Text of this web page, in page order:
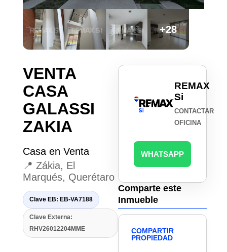
+28
VENTA
CASA
GALASSI
ZAKIA
Casa en Venta
📍 Zákia, El
Marqués, Querétaro
Clave EB: EB-VA7188
Clave Externa:
RHV26012204MME
REMAX
Si
CONTACTAR
OFICINA
WHATSAPP
Comparte este
Inmueble
COMPARTIR
PROPIEDAD